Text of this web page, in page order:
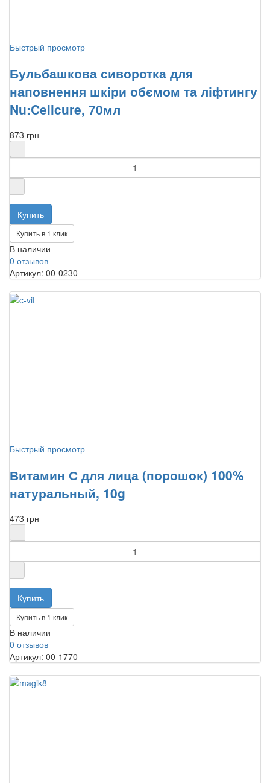
Быстрый просмотр
Бульбашкова сиворотка для
наповнення шкіри обємом та ліфтингу
Nu:Cellcure, 70мл
873 грн
Купить в 1 клик
В наличии
0 отзывов
Артикул: 00-0230
Быстрый просмотр
Витамин С для лица (порошок) 100%
натуральный, 10g
473 грн
Купить в 1 клик
В наличии
0 отзывов
Артикул: 00-1770